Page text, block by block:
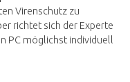
Virenschutz zu
richtet sich der Experte
PC möglichst individuell